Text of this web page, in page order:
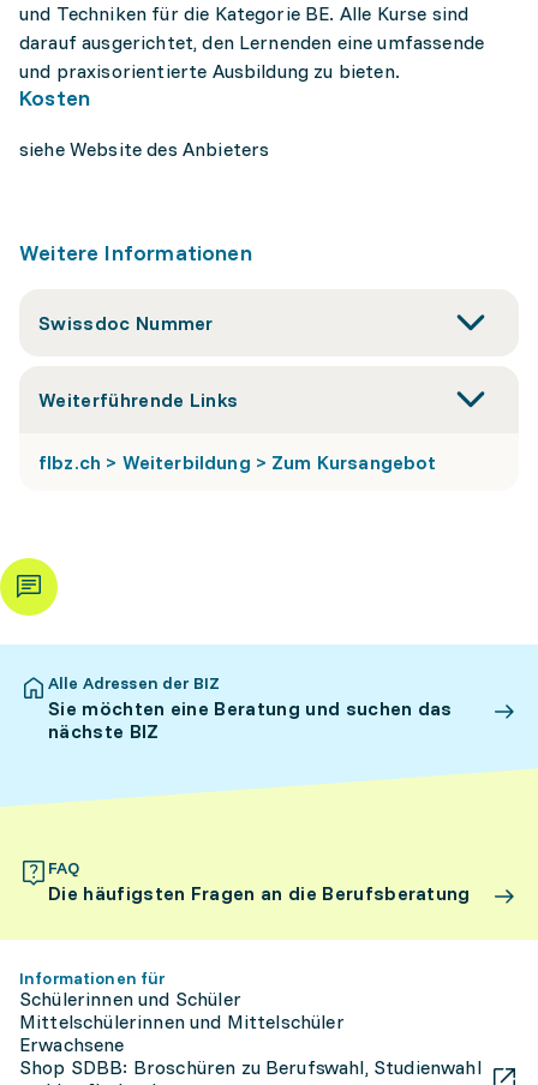
und Techniken für die Kategorie BE. Alle Kurse sind
darauf ausgerichtet, den Lernenden eine umfassende
und praxisorientierte Ausbildung zu bieten.
Kosten
siehe Website des Anbieters
Weitere Informationen
Swissdoc Nummer
Weiterführende Links
flbz.ch > Weiterbildung > Zum Kursangebot
Alle Adressen der BIZ
Sie möchten eine Beratung und suchen das
nächste BIZ
FAQ
Die häufigsten Fragen an die Berufsberatung
Informationen für
Schülerinnen und Schüler
Mittelschülerinnen und Mittelschüler
Erwachsene
Shop SDBB: Broschüren zu Berufswahl, Studienwahl